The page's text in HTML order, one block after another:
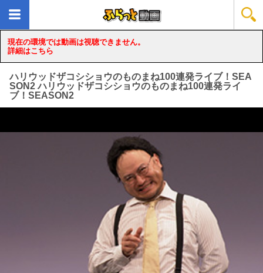
現在の環境では動画は視聴できません。
詳細はこちら
ハリウッドザコシショウのものまね100連発ライブ！SEA
SON2 ハリウッドザコシショウのものまね100連発ライ
ブ！SEASON2
loading...